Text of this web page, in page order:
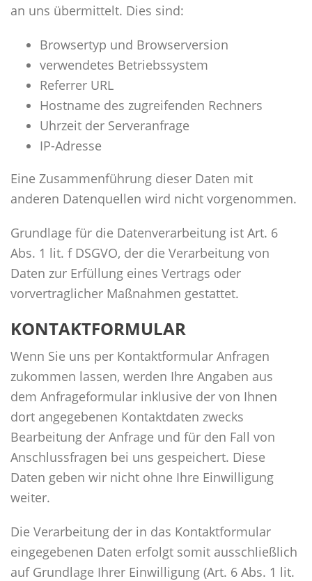
an uns übermittelt. Dies sind:
Browsertyp und Browserversion
verwendetes Betriebssystem
Referrer URL
Hostname des zugreifenden Rechners
Uhrzeit der Serveranfrage
IP-Adresse
Eine Zusammenführung dieser Daten mit
anderen Datenquellen wird nicht vorgenommen.
Grundlage für die Datenverarbeitung ist Art. 6
Abs. 1 lit. f DSGVO, der die Verarbeitung von
Daten zur Erfüllung eines Vertrags oder
vorvertraglicher Maßnahmen gestattet.
KONTAKTFORMULAR
Wenn Sie uns per Kontaktformular Anfragen
zukommen lassen, werden Ihre Angaben aus
dem Anfrageformular inklusive der von Ihnen
dort angegebenen Kontaktdaten zwecks
Bearbeitung der Anfrage und für den Fall von
Anschlussfragen bei uns gespeichert. Diese
Daten geben wir nicht ohne Ihre Einwilligung
weiter.
Die Verarbeitung der in das Kontaktformular
eingegebenen Daten erfolgt somit ausschließlich
auf Grundlage Ihrer Einwilligung (Art. 6 Abs. 1 lit.